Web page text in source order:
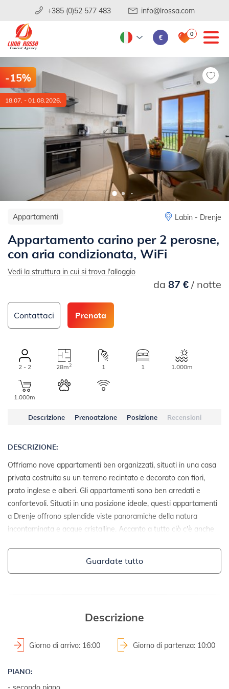
+385 (0)52 577 483 info@lrossa.com
€ 0
-15%
18.07. - 01.08.2026.
Appartamenti Labin - Drenje
Appartamento carino per 2 perosne,
con aria condizionata, WiFi
Vedi la struttura in cui si trova l'alloggio
da 87 €/ notte
Contattaci Prenota
2 - 2 28m2 1 1 1.000m
1.000m
Descrizione Prenoatzione Posizione Recensioni
DESCRIZIONE:
Offriamo nove appartamenti ben organizzati, situati in una casa
privata costruita su un terreno recintato e decorato con fiori,
prato inglese e alberi. Gli appartamenti sono ben arredati e
confortevoli. Situati in una posizione ideale, questi appartamenti
a Drenje offrono splendide viste panoramiche della natura
incontaminata e acque cristalline. Accanto a tutto ciò c'è anche
DETTAGLI:
- superficie del terreno: 900 m
TERRENI E STRUTTURE:
- barbecue
Guardate tutto
Descrizione
Giorno di arrivo: 16:00 Giorno di partenza: 10:00
PIANO: